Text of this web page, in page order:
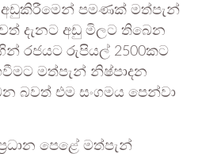
අඩුකිරීමෙන් පමණක් මත්පැන්
දැනට අඩු මිලට තිබෙන
රජයට රුපියල් 2500කට
මත්පැන් නිෂ්පාදන
බවත් එම සංගමය පෙන්වා
පෙළේ මත්පැන්